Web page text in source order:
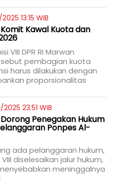
13:15 WIB
Komit Kawal Kuota dan
VIII DPR RI Marwan
pembagian kuota
harus dilakukan dengan
proporsionalitas
2025 23:51 WIB
Dorong Penegakan Hukum
Ponpes Al-
ada pelanggaran hukum,
diselesaikan jalur hukum,
meninggalnya